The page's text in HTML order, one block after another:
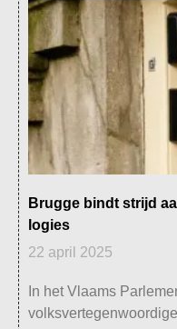
Brugge bindt strijd
logies
22 april 2025
In het Vlaams